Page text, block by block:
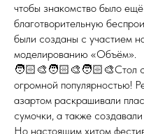
чтобы знакомство было
благотворительную
были созданы с участием
моделированию «Объём».
🧑🏻‍🎨🧑🏻‍🎨🧑🏻‍🎨Стол с
огромной популярностью!
азартом раскрашивали
сумочки, а также
Но настоящим хитом